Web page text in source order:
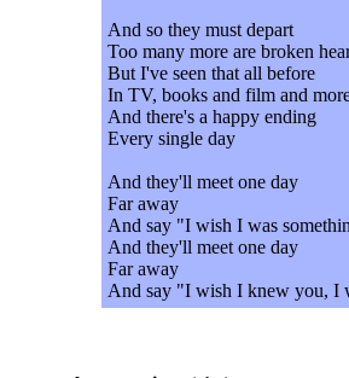
And so they must depart
Too many more are broken
But I've seen that all before
In TV, books and film and
And there's a happy ending
Every single day
And they'll meet one day
Far away
And say "I wish I was
And they'll meet one day
Far away
And say "I wish I knew you, I